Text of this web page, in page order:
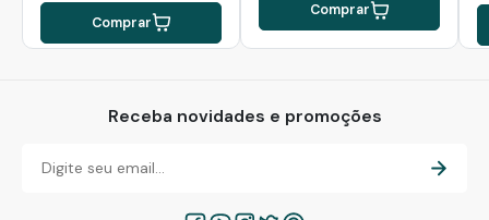
Comprar
Comprar
Receba novidades e promoções